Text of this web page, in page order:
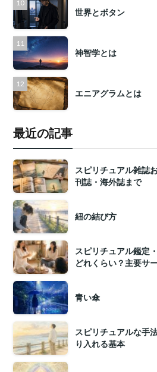
世界とボタン
神智学とは
エニアグラムとは
最近の記事
スピリチュアル雑誌
刊誌・海外誌まで
紐の結び方
スピリチュアル鑑定
どれくらい？主要サ
青い傘
スピリチュアルな手
り入れる基本